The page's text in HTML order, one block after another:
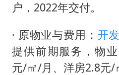
户，2022年交付。
· 原物业与费用： 开
提供前期服务，物
元/㎡/月、洋房2.8元/